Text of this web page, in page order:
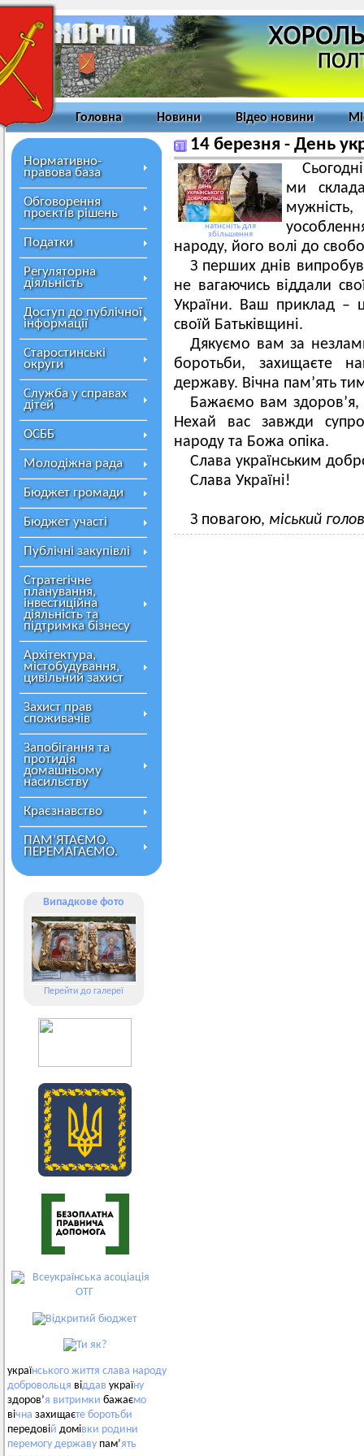
Головна Новини Відео новини
Нормативно-
правова база
Обговорення
проєктів рішень
Податки
Регуляторна
діяльність
Доступ до публічної
інформації
Старостинські
округи
Служба у справах
дітей
ОСББ
Молодіжна рада
Бюджет громади
Бюджет участі
Публічні закупівлі
Стратегічне
планування,
інвестиційна
діяльність та
підтримка бізнесу
Архітектура,
містобудування,
цивільний захист
Захист прав
споживачів
Запобігання та
протидія
домашньому
насильству
Краєзнавство
ПАМ’ЯТАЄМО.
ПЕРЕМАГАЄМО.
Випадкове фото
Перейти до галереї
українського життя слава народу
добровольця віддав україну
здоров’я витримки бажаємо
вічна захищаєте боротьби
передовій домівки родини
перемогу державу пам’ять
14 березня - День
натисніть для
збільшення
ми
народу, його волі до
З перших днів
не вагаючись віддали
України. Ваш приклад –
своїй Батьківщині.
Дякуємо вам за
боротьби, захищаєте
державу. Вічна пам’ять
Бажаємо вам
Нехай вас завжди
народу та Божа опіка.
Слава українським
Слава Україні!
З повагою, міський